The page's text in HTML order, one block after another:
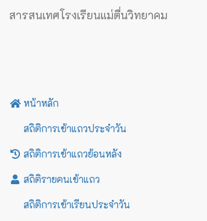
สารสนเทศโรงเรียนแม่ตื่นวิทยาคม
หน้าหลัก
สถิติการเข้าแถวประจำวัน
สถิติการเข้าแถวย้อนหลัง
สถิติรายคนเข้าแถว
สถิติการเข้าเรียนประจำวัน